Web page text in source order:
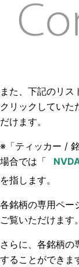
また、下記のリ
クリックしていた
だけます。
※「ティッカー /
場合では「
を指します。
各銘柄の専用ペー
ご覧いただけます。
さらに、各銘柄の
することができま